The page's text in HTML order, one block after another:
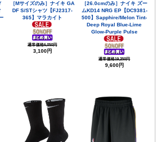
［Mサイズのみ］ナイキ GA
DF S/STシャツ【FJ2317-
365】マラカイト
通常価格6,050円
3,100円
［26.0cmのみ］ナイキ ズー
ムKD14 NRG EP【DC9381-
500】Sapphire/Melon Tint-
Deep Royal Blue-Lime
Glow-Purple Pulse
通常価格19,250円
9,600円